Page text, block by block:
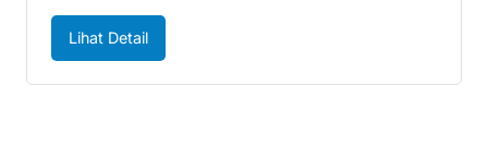
Lihat Detail